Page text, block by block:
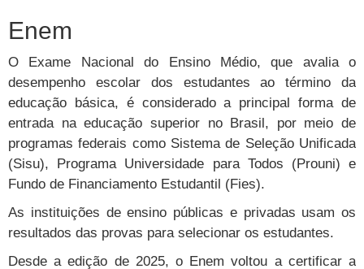
Enem
O Exame Nacional do Ensino Médio, que avalia o
desempenho escolar dos estudantes ao término da
educação básica, é considerado a principal forma de
entrada na educação superior no Brasil, por meio de
programas federais como Sistema de Seleção Unificada
(Sisu), Programa Universidade para Todos (Prouni) e
Fundo de Financiamento Estudantil (Fies).
As instituições de ensino públicas e privadas usam os
resultados das provas para selecionar os estudantes.
Desde a edição de 2025, o Enem voltou a certificar a